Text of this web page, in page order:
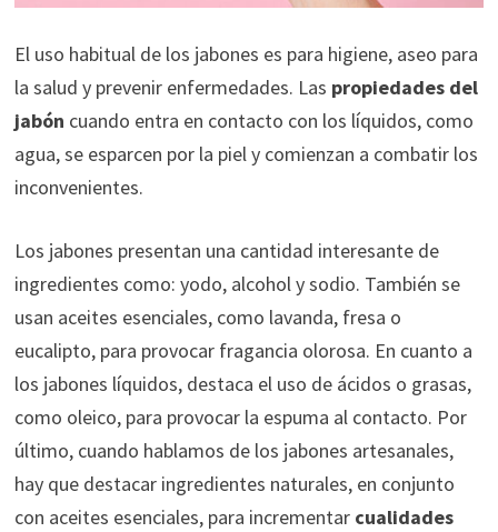
El uso habitual de los jabones es para higiene, aseo para
la salud y prevenir enfermedades. Las propiedades del
jabón cuando entra en contacto con los líquidos, como
agua, se esparcen por la piel y comienzan a combatir los
inconvenientes.
Los jabones presentan una cantidad interesante de
ingredientes como: yodo, alcohol y sodio. También se
usan aceites esenciales, como lavanda, fresa o
eucalipto, para provocar fragancia olorosa. En cuanto a
los jabones líquidos, destaca el uso de ácidos o grasas,
como oleico, para provocar la espuma al contacto. Por
último, cuando hablamos de los jabones artesanales,
hay que destacar ingredientes naturales, en conjunto
con aceites esenciales, para incrementar cualidades